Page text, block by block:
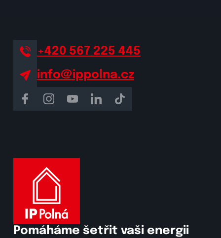
+420 567 225 445
info@ippolna.cz
Pomáháme šetřit vaši energii